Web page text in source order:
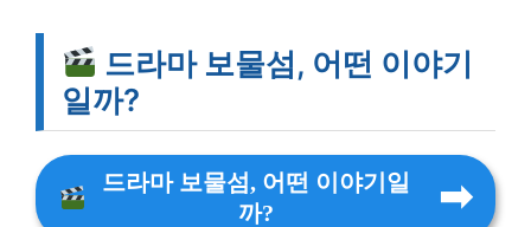
드라마 보물섬, 어떤 이야기
일까?
드라마 보물섬, 어떤 이야기일
까?